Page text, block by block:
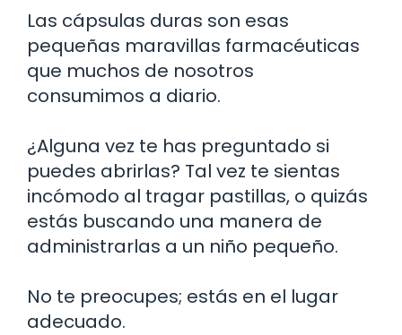
Las cápsulas duras son esas
pequeñas maravillas farmacéuticas
que muchos de nosotros
consumimos a diario.
¿Alguna vez te has preguntado si
puedes abrirlas? Tal vez te sientas
incómodo al tragar pastillas, o quizás
estás buscando una manera de
administrarlas a un niño pequeño.
No te preocupes; estás en el lugar
adecuado.